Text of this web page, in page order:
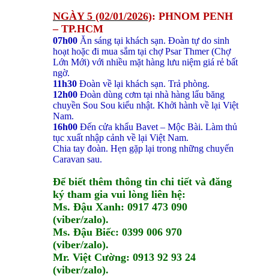
NGÀY 5 (02/01/2026): PHNOM PENH
– TP.HCM
07h00 Ăn sáng tại khách sạn. Đoàn tự do sinh
hoạt hoặc đi mua sắm tại chợ Psar Thmer (Chợ
Lớn Mới) với nhiều mặt hàng lưu niệm giá rẻ bất
ngờ.
11h30 Đoàn về lại khách sạn. Trả phòng.
12h00 Đoàn dùng cơm tại nhà hàng lẩu băng
chuyền Sou Sou kiểu nhật. Khởi hành về lại Việt
Nam.
16h00 Đến cửa khẩu Bavet – Mộc Bài. Làm thủ
tục xuất nhập cảnh về lại Việt Nam.
Chia tay đoàn. Hẹn gặp lại trong những chuyến
Caravan sau.
Để biết thêm thông tin chi tiết và đăng
ký tham gia vui lòng liên hệ:
Ms. Đậu Xanh: 0917 473 090
(viber/zalo).
Ms. Đậu Biếc: 0399 006 970
(viber/zalo).
Mr. Việt Cường: 0913 92 93 24
(viber/zalo).